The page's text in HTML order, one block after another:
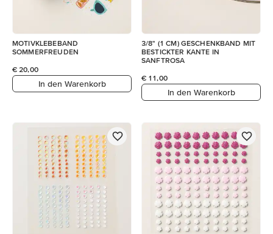
MOTIVKLEBEBAND
SOMMERFREUDEN
€ 20,00
In den Warenkorb
3/8" (1 CM) GESCHENKBAND MIT
BESTICKTER KANTE IN
SANFTROSA
€ 11,00
In den Warenkorb